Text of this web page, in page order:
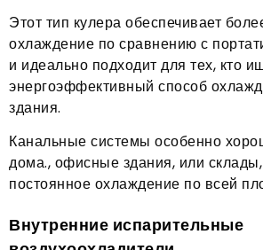
Этот тип кулера обеспечивает
охлаждение по сравнению с
и идеально подходит для тех, кто
энергоэффективный способ
здания.
Канальные системы особенно
дома., офисные здания, или
постоянное охлаждение по всей
Внутренние испарительные